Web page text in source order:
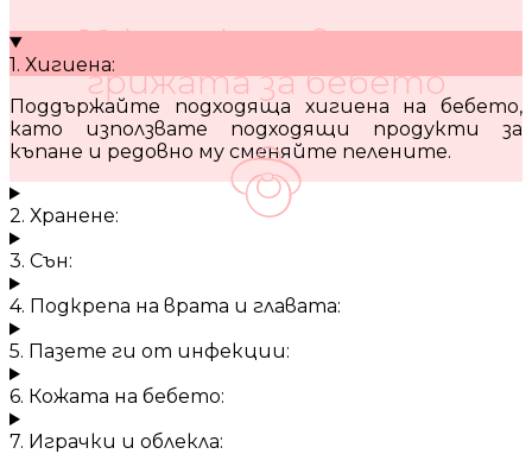
10 кратки съвета за
грижата за бебето
1. Хигиена:
Поддържайте подходяща хигиена на бебето,
като използвате подходящи продукти за
къпане и редовно му сменяйте пелените.
2. Хранене:
3. Сън:
4. Подкрепа на врата и главата:
5. Пазете ги от инфекции:
6. Кожата на бебето:
7. Играчки и облекла: